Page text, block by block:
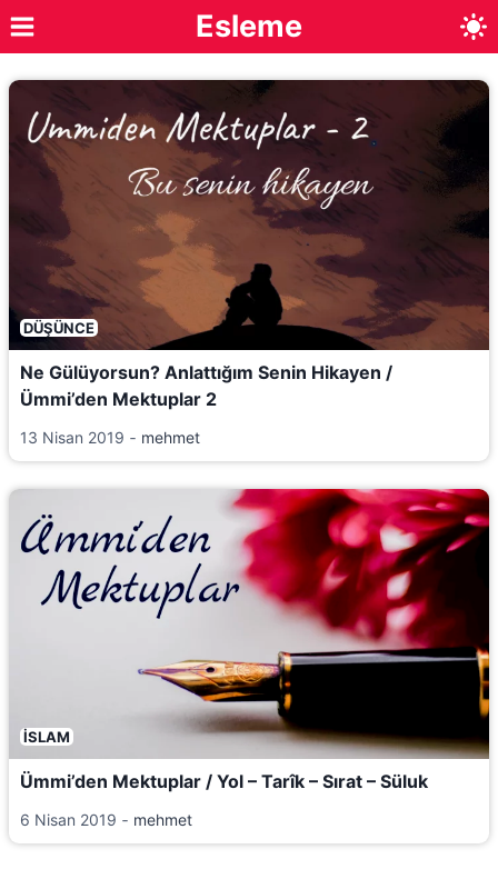
Skip
to
Esleme
DÜŞÜNCE
Ne Gülüyorsun? Anlattığım Senin Hikayen /
Ümmi’den Mektuplar 2
13 Nisan 2019 ‐ mehmet
İSLAM
Ümmi’den Mektuplar / Yol – Tarîk – Sırat – Süluk
6 Nisan 2019 ‐ mehmet